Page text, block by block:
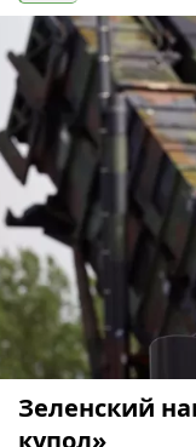
Зеленский
купол»